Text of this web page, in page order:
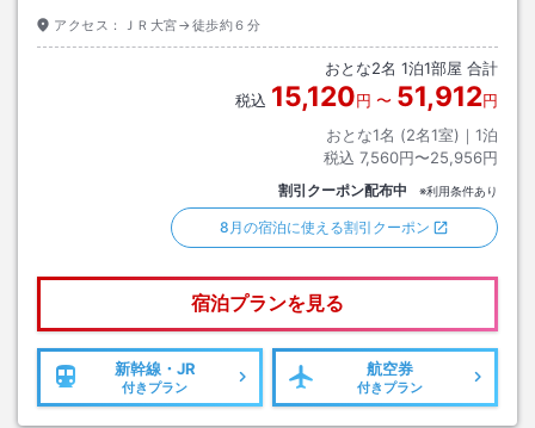
アクセス： ＪＲ大宮→徒歩約６分
おとな2名 1泊1部屋 合計
税込 15,120円 〜 51,912円
おとな1名 (2名1室)｜ 1泊
税込 7,560円〜25,956円
割引クーポン配布中 ※利用条件あり
8月の宿泊に使える割引クーポン
宿泊プランを見る
新幹線・JR
付きプラン
航空券
付きプラン